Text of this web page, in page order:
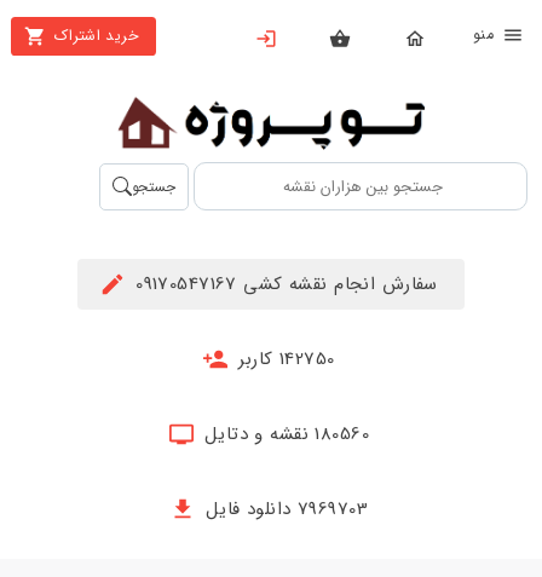
خرید اشتراک
بستن
محصولات
تهیه
اشتراک
جستجو
سفارش انجام نقشه کشی 09170547167
142750 کاربر
180560 نقشه و دتایل
7969703 دانلود فایل